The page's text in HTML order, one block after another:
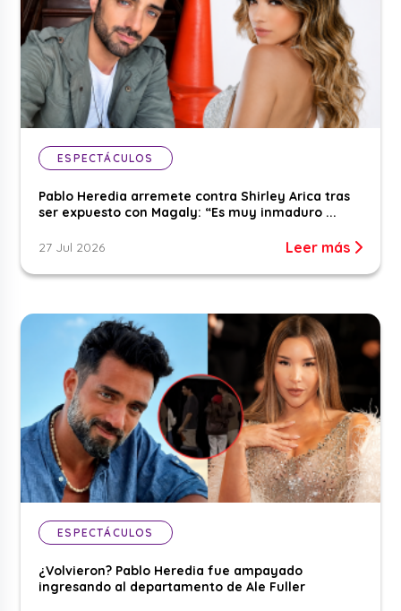
ESPECTÁCULOS
Pablo Heredia arremete contra Shirley Arica tras
ser expuesto con Magaly: “Es muy inmaduro ...
27 Jul 2026 Leer más
ESPECTÁCULOS
¿Volvieron? Pablo Heredia fue ampayado
ingresando al departamento de Ale Fuller